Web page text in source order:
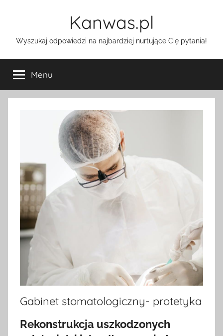
Kanwas.pl
Wyszukaj odpowiedzi na najbardziej nurtujące Cię pytania!
Menu
Gabinet stomatologiczny- protetyka
Rekonstrukcja uszkodzonych